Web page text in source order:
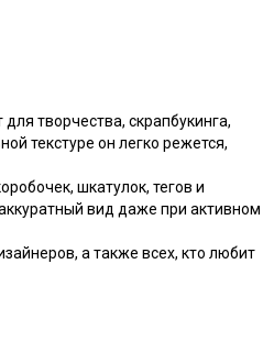
творчества, скрапбукинга,
текстуре он легко режется,
шкатулок, тегов и
вид даже при активном
а также всех, кто любит